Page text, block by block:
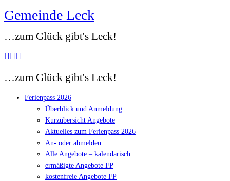
Zum
springen
Gemeinde Leck
…zum Glück gibt's Leck!
…zum Glück gibt's Leck!
Ferienpass 2026
Überblick und Anmeldung
Kurzübersicht Angebote
Aktuelles zum Ferienpass 2026
An- oder abmelden
Alle Angebote – kalendarisch
ermäßigte Angebote FP
kostenfreie Angebote FP